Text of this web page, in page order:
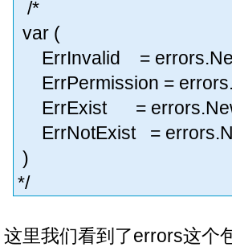
/*
var (
ErrInvalid =
ErrPermission =
ErrExist =
ErrNotExist =
)
*/
这里我们看到了errors这个